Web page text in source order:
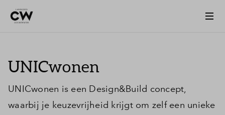
UNICwonen
UNICwonen is een Design&Build concept,
waarbij je keuzevrijheid krijgt om zelf een unieke